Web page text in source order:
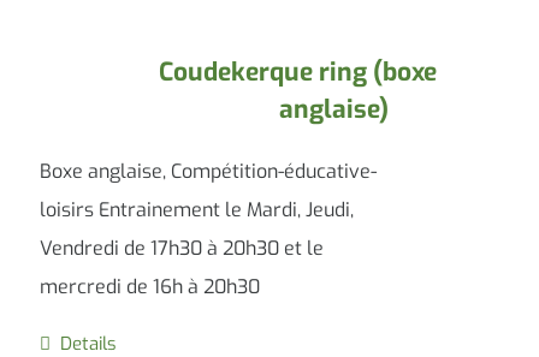
Coudekerque ring (boxe
anglaise)
Boxe anglaise, Compétition-éducative-
loisirs Entrainement le Mardi, Jeudi,
Vendredi de 17h30 à 20h30 et le
mercredi de 16h à 20h30
Details